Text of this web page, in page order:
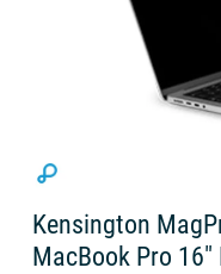
Kensington
MacBook Pro